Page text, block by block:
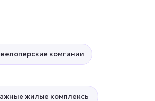
компании
жилые комплексы